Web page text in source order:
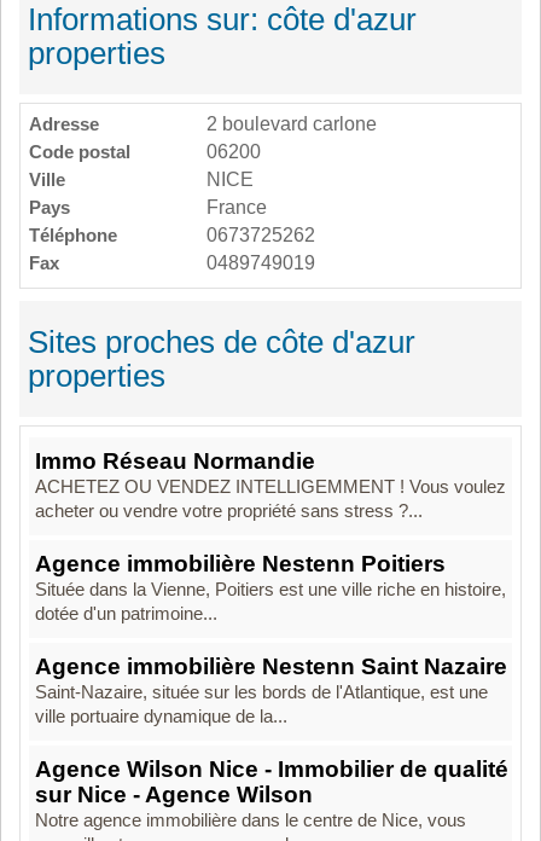
Informations sur: côte d'azur
properties
Adresse
2 boulevard carlone
Code postal
06200
Ville
NICE
Pays
France
Téléphone
0673725262
Fax
0489749019
Sites proches de côte d'azur
properties
Immo Réseau Normandie
ACHETEZ OU VENDEZ INTELLIGEMMENT ! Vous voulez
acheter ou vendre votre propriété sans stress ?...
Agence immobilière Nestenn Poitiers
Située dans la Vienne, Poitiers est une ville riche en histoire,
dotée d'un patrimoine...
Agence immobilière Nestenn Saint Nazaire
Saint-Nazaire, située sur les bords de l'Atlantique, est une
ville portuaire dynamique de la...
Agence Wilson Nice - Immobilier de qualité
sur Nice - Agence Wilson
Notre agence immobilière dans le centre de Nice, vous